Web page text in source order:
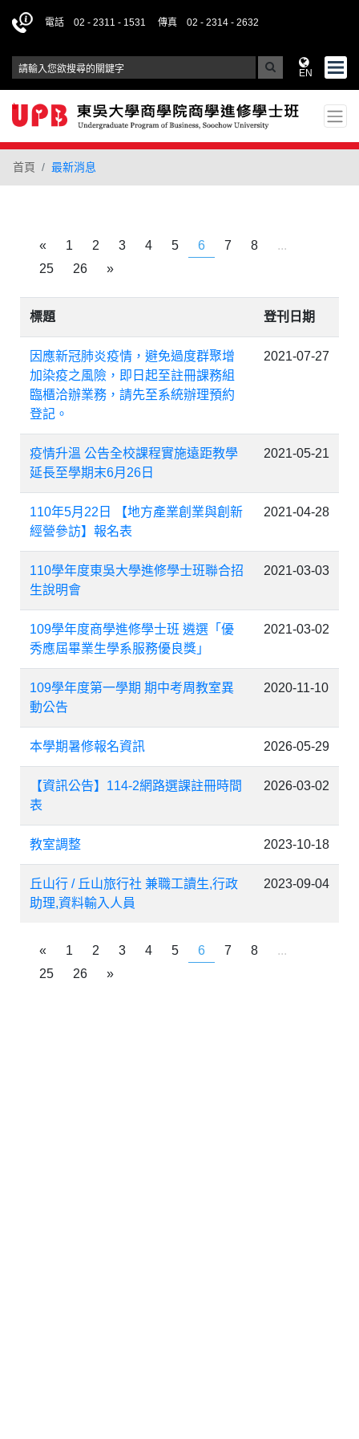
電話 02 - 2311 - 1531 傳真 02 - 2314 - 2632
EN
首頁 最新消息
« 1 2 3 4 5 6 7 8
...
25
26 »
標題 登刊日期
因應新冠肺炎疫情，避免過度群聚增
加染疫之風險，即日起至註冊課務組
臨櫃洽辦業務，請先至系統辦理預約
登記。
2021-07-27
疫情升溫 公告全校課程實施遠距教學
延長至學期末6月26日
2021-05-21
110年5月22日 【地方產業創業與創新
經營參訪】報名表
2021-04-28
110學年度東吳大學進修學士班聯合招
生說明會
2021-03-03
109學年度商學進修學士班 遴選「優
秀應屆畢業生學系服務優良獎」
2021-03-02
109學年度第一學期 期中考周教室異
動公告
2020-11-10
本學期暑修報名資訊 2026-05-29
【資訊公告】114-2網路選課註冊時間
表
2026-03-02
教室調整 2023-10-18
丘山行 / 丘山旅行社 兼職工讀生,行政
助理,資料輸入人員
2023-09-04
« 1 2 3 4 5 6 7 8
...
25
26 »